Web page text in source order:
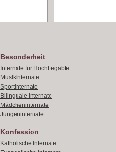
Besonderheit
Internate für Hochbegabte
Musikinternate
Sportinternate
Bilinguale Internate
Mädcheninternate
Jungeninternate
Konfession
Katholische Internate